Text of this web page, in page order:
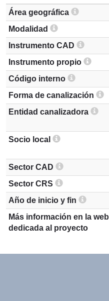
Área geográfica
Modalidad
Instrumento CAD
Instrumento propio
Código interno
Forma de canalización
Entidad canalizadora
Socio local
Sector CAD
Sector CRS
Año de inicio y fin
Más información en la web
dedicada al proyecto